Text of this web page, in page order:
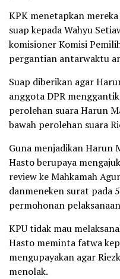
KPK menetapkan
suap kepada Wahyu
komisioner Komisi
‎pergantian antarwaktu
Suap diberikan agar
anggota DPR
perolehan suara Harun
bawah perolehan suara
Guna menjadikan Harun
Hasto berupaya
review ke Mahkamah
danmeneken surat pada
permohonan
KPU tidak mau
Hasto meminta fatwa
mengupayakan agar
menolak.